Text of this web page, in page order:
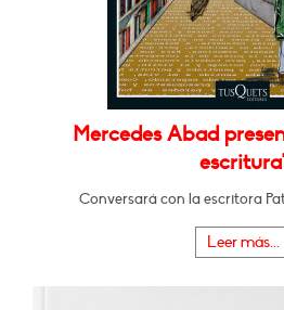
Mercedes Abad
Conversará con la escritora
Leer más...